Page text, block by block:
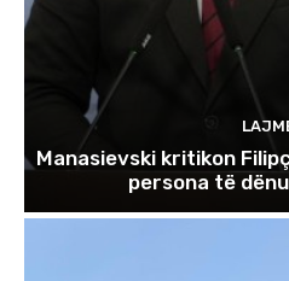
Manasievski kritikon
persona të